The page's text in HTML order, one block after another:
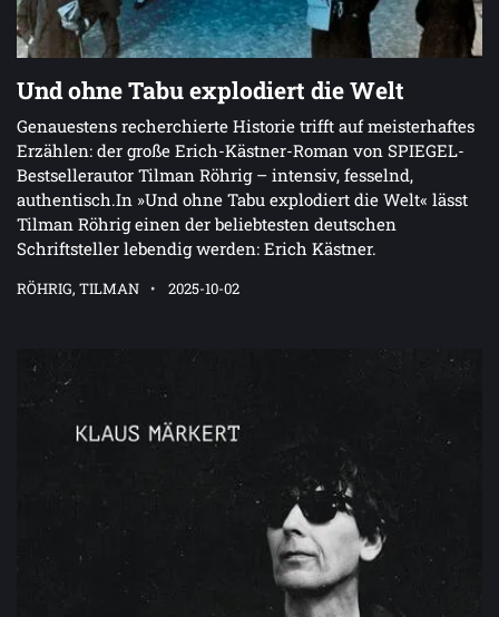
Und ohne Tabu explodiert die Welt
Genauestens recherchierte Historie trifft auf meisterhaftes
Erzählen: der große Erich-Kästner-Roman von SPIEGEL-
Bestsellerautor Tilman Röhrig – intensiv, fesselnd,
authentisch.In »Und ohne Tabu explodiert die Welt« lässt
Tilman Röhrig einen der beliebtesten deutschen
Schriftsteller lebendig werden: Erich Kästner.
RÖHRIG, TILMAN 2025-10-02